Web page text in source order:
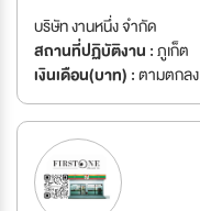
บริษัท งานหนึ่ง จำกัด
สถานที่ปฏิบัติงาน :ภูเก็ต
เงินเดือน(บาท) :ตามตกลง